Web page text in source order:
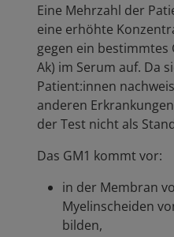
Eine Mehrzahl der
eine erhöhte
gegen ein bestimmtes
Ak) im Serum auf. Da
Patient:innen
anderen
der Test nicht als
Das GM1 kommt vor:
in der Membran
Myelinscheiden
bilden,